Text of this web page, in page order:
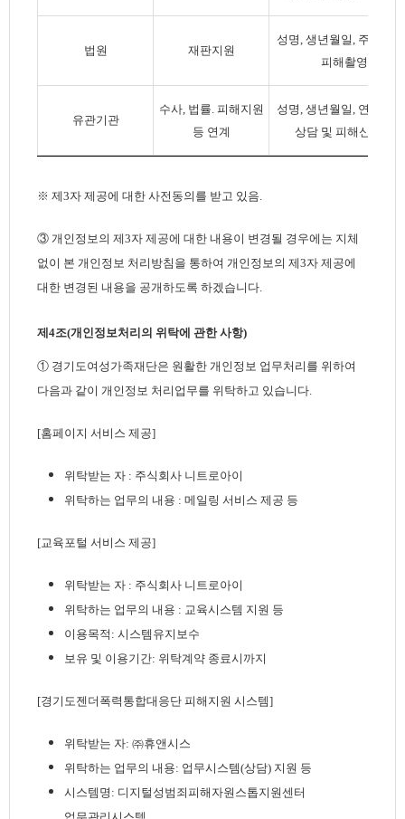
법원 재판지원
성명, 생년월일, 주소, 상
피해촬영물
유관기관
수사, 법률. 피해지원
등 연계
성명, 생년월일, 연락처,
상담 및 피해신고내용
※ 제3자 제공에 대한 사전동의를 받고 있음.
③ 개인정보의 제3자 제공에 대한 내용이 변경될 경우에는 지체
없이 본 개인정보 처리방침을 통하여 개인정보의 제3자 제공에
대한 변경된 내용을 공개하도록 하겠습니다.
제4조(개인정보처리의 위탁에 관한 사항)
① 경기도여성가족재단은 원활한 개인정보 업무처리를 위하여
다음과 같이 개인정보 처리업무를 위탁하고 있습니다.
[홈페이지 서비스 제공]
위탁받는 자 : 주식회사 니트로아이
위탁하는 업무의 내용 : 메일링 서비스 제공 등
[교육포털 서비스 제공]
위탁받는 자 : 주식회사 니트로아이
위탁하는 업무의 내용 : 교육시스템 지원 등
이용목적: 시스템유지보수
보유 및 이용기간: 위탁계약 종료시까지
[경기도젠더폭력통합대응단 피해지원 시스템]
위탁받는 자: ㈜휴앤시스
위탁하는 업무의 내용: 업무시스템(상담) 지원 등
시스템명: 디지털성범죄피해자원스톱지원센터